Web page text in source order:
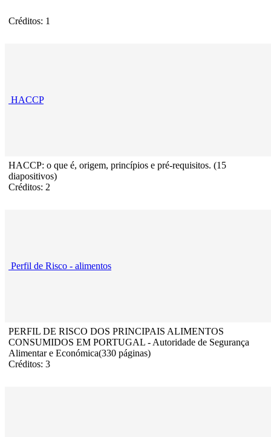
Créditos: 1
HACCP
HACCP: o que é, origem, princípios e pré-requisitos. (15
diapositivos)
Créditos: 2
Perfil de Risco - alimentos
PERFIL DE RISCO DOS PRINCIPAIS ALIMENTOS
CONSUMIDOS EM PORTUGAL - Autoridade de Segurança
Alimentar e Económica(330 páginas)
Créditos: 3